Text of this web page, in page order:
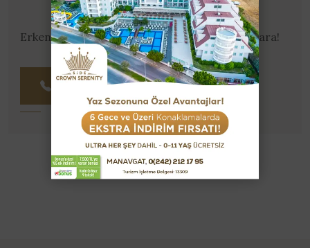
Erken Rezervasyon fırsatını kaçırma, hemen ara!
0242 212 17 95